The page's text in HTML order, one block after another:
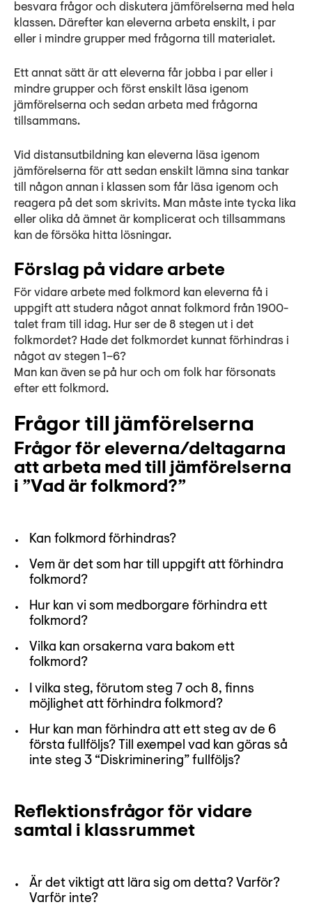
besvara frågor och diskutera jämförelserna med hela
klassen. Därefter kan eleverna arbeta enskilt, i par
eller i mindre grupper med frågorna till materialet.
Ett annat sätt är att eleverna får jobba i par eller i
mindre grupper och först enskilt läsa igenom
jämförelserna och sedan arbeta med frågorna
tillsammans.
Vid distansutbildning kan eleverna läsa igenom
jämförelserna för att sedan enskilt lämna sina tankar
till någon annan i klassen som får läsa igenom och
reagera på det som skrivits. Man måste inte tycka lika
eller olika då ämnet är komplicerat och tillsammans
kan de försöka hitta lösningar.
Förslag på vidare arbete
För vidare arbete med folkmord kan eleverna få i
uppgift att studera något annat folkmord från 1900-
talet fram till idag. Hur ser de 8 stegen ut i det
folkmordet? Hade det folkmordet kunnat förhindras i
något av stegen 1–6?
Man kan även se på hur och om folk har försonats
efter ett folkmord.
Frågor till jämförelserna
Frågor för eleverna/deltagarna
att arbeta med till jämförelserna
i ”Vad är folkmord?”
Kan folkmord förhindras?
Vem är det som har till uppgift att förhindra
folkmord?
Hur kan vi som medborgare förhindra ett
folkmord?
Vilka kan orsakerna vara bakom ett
folkmord?
I vilka steg, förutom steg 7 och 8, finns
möjlighet att förhindra folkmord?
Hur kan man förhindra att ett steg av de 6
första fullföljs? Till exempel vad kan göras så
inte steg 3 “Diskriminering” fullföljs?
Reflektionsfrågor för vidare
samtal i klassrummet
Är det viktigt att lära sig om detta? Varför?
Varför inte?